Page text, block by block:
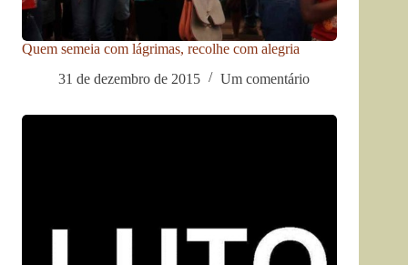
Quem semeia com lágrimas, recolhe com alegria
31 de dezembro de 2015
Um comentário